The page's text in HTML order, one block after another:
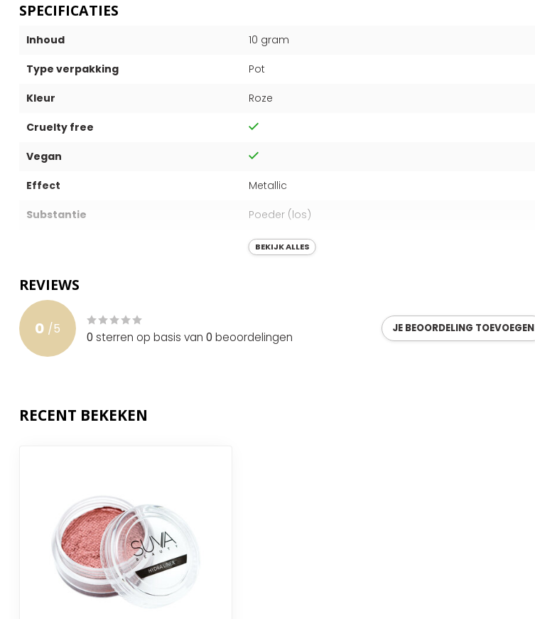
SPECIFICATIES
Inhoud 10 gram
Type verpakking Pot
Kleur Roze
Cruelty free
Vegan
Effect Metallic
Substantie Poeder (los)
Land van oorsprong
BEKIJK ALLES
REVIEWS
0 /5
0 sterren op basis van 0 beoordelingen
JE BEOORDELING TOEVOEGEN
RECENT BEKEKEN